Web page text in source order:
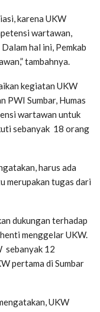
karena UKW
wartawan,
hal ini, Pemkab
tambahnya.
kegiatan UKW
PWI Sumbar, Humas
wartawan untuk
sebanyak 18 orang
harus ada
merupakan tugas dari
dukungan terhadap
menggelar UKW.
sebanyak 12
pertama di Sumbar
UKW